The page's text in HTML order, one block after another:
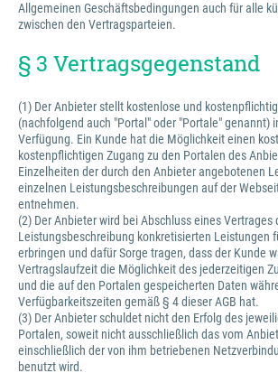
Allgemeinen Geschäftsbedingungen auch für alle
zwischen den Vertragsparteien.
§ 3 Vertragsgegenstand
(1) Der Anbieter stellt kostenlose und
(nachfolgend auch "Portal" oder "Portale" genannt)
Verfügung. Ein Kunde hat die Möglichkeit einen
kostenpflichtigen Zugang zu den Portalen des
Einzelheiten der durch den Anbieter angebotenen
einzelnen Leistungsbeschreibungen auf der
entnehmen.
(2) Der Anbieter wird bei Abschluss eines Vertrages
Leistungsbeschreibung konkretisierten Leistungen
erbringen und dafür Sorge tragen, dass der Kunde
Vertragslaufzeit die Möglichkeit des jederzeitigen
und die auf den Portalen gespeicherten Daten
Verfügbarkeitszeiten gemäß § 4 dieser AGB hat.
(3) Der Anbieter schuldet nicht den Erfolg des
Portalen, soweit nicht ausschließlich das vom
einschließlich der von ihm betriebenen
benutzt wird.